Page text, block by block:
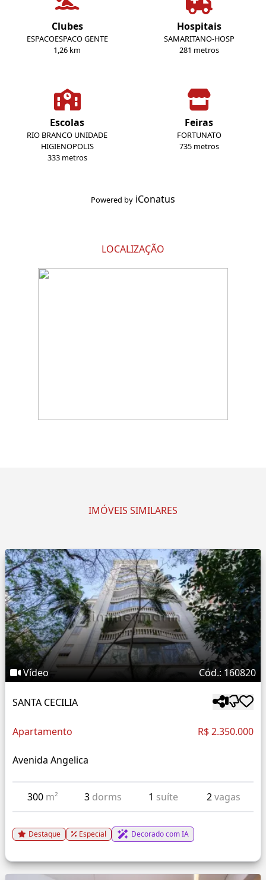
Clubes
ESPACOESPACO GENTE
1,26 km
Hospitais
SAMARITANO-HOSP
281 metros
Escolas
RIO BRANCO UNIDADE
HIGIENOPOLIS
333 metros
Feiras
FORTUNATO
735 metros
Powered by iConatus
LOCALIZAÇÃO
IMÓVEIS SIMILARES
Vídeo Cód.: 160820
SANTA CECILIA
Apartamento R$ 2.350.000
Avenida Angelica
300 m² 3 dorms 1 suíte 2vagas
Destaque Especial Decorado com IA